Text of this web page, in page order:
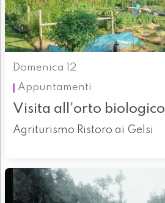
Domenica 12
Appuntamenti
Visita all'orto biologico
Agriturismo Ristoro ai Gelsi